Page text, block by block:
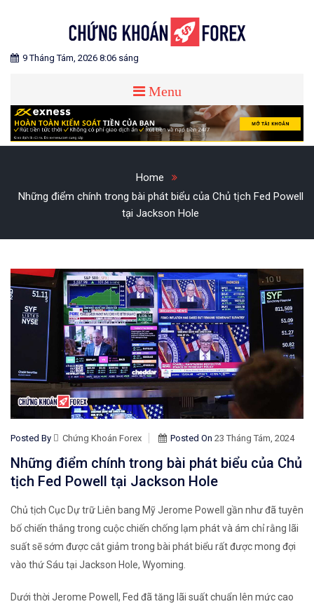
CHỨNG KHOÁN FOREX
Blog chia sẻ về Chứng Khoán và Forex
9 Tháng Tám, 2026 8:06 sáng
Menu
Home
Những điểm chính trong bài phát biểu của Chủ tịch Fed Powell
tại Jackson Hole
Posted By Chứng Khoán Forex Posted On 23 Tháng Tám, 2024
Những điểm chính trong bài phát biểu của Chủ
tịch Fed Powell tại Jackson Hole
Chủ tịch Cục Dự trữ Liên bang Mỹ Jerome Powell gần như đã tuyên
bố chiến thắng trong cuộc chiến chống lạm phát và ám chỉ rằng lãi
suất sẽ sớm được cắt giảm trong bài phát biểu rất được mong đợi
vào thứ Sáu tại Jackson Hole, Wyoming.
Dưới thời Jerome Powell, Fed đã tăng lãi suất chuẩn lên mức cao